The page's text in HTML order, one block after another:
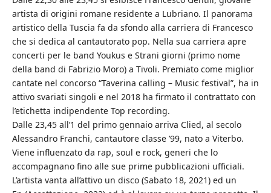
artista di origini romane residente a Lubriano. Il panorama
artistico della Tuscia fa da sfondo alla carriera di Francesco
che si dedica al cantautorato pop. Nella sua carriera apre
concerti per le band Youkus e Strani giorni (primo nome
della band di Fabrizio Moro) a Tivoli. Premiato come miglior
cantate nel concorso “Taverina calling – Music festival”, ha in
attivo svariati singoli e nel 2018 ha firmato il contrattato con
l’etichetta indipendente Top recording.
Dalle 23,45 all’1 del primo gennaio arriva Clied, al secolo
Alessandro Franchi, cantautore classe ’99, nato a Viterbo.
Viene influenzato da rap, soul e rock, generi che lo
accompagnano fino alle sue prime pubblicazioni ufficiali.
L’artista vanta all’attivo un disco (Sabato 18, 2021) ed un